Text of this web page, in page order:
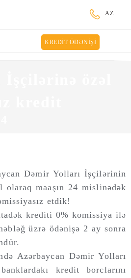
AZ
KREDİT ÖDƏNİŞİ
Dəmir Yolları İşçilərinin
olaraq maaşın 24 mislinədək
etdik!
krediti 0% komissiya ilə
üzrə ödənişə 2 ay sonra
Azərbaycan Dəmir Yolları
kredit borclarını